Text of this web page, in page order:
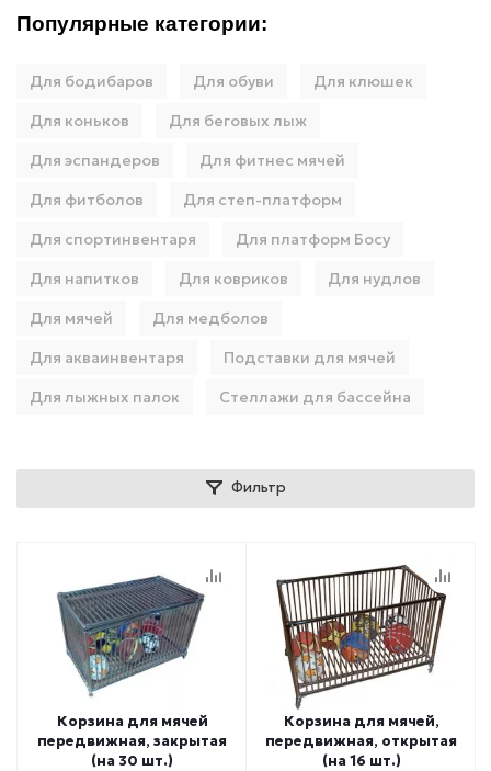
Популярные категории:
Для бодибаров Для обуви
Для клюшек
Для коньков
Для беговых лыж
Для эспандеров
Для фитнес мячей
Для фитболов
Для степ-платформ
Для спортинвентаря
Для платформ Босу
Для напитков
Для ковриков
Для нудлов
Для мячей
Для медболов
Для акваинвентаря
Подставки для мячей
Для лыжных палок
Стеллажи для бассейна
Фильтр
Корзина для мячей
передвижная, закрытая
(на 30 шт.)
Корзина для мячей,
передвижная, открытая
(на 16 шт.)